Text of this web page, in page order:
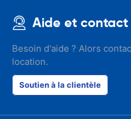
Aide et contact
Besoin d'aide ? Alors
location.
Soutien à la clientèle